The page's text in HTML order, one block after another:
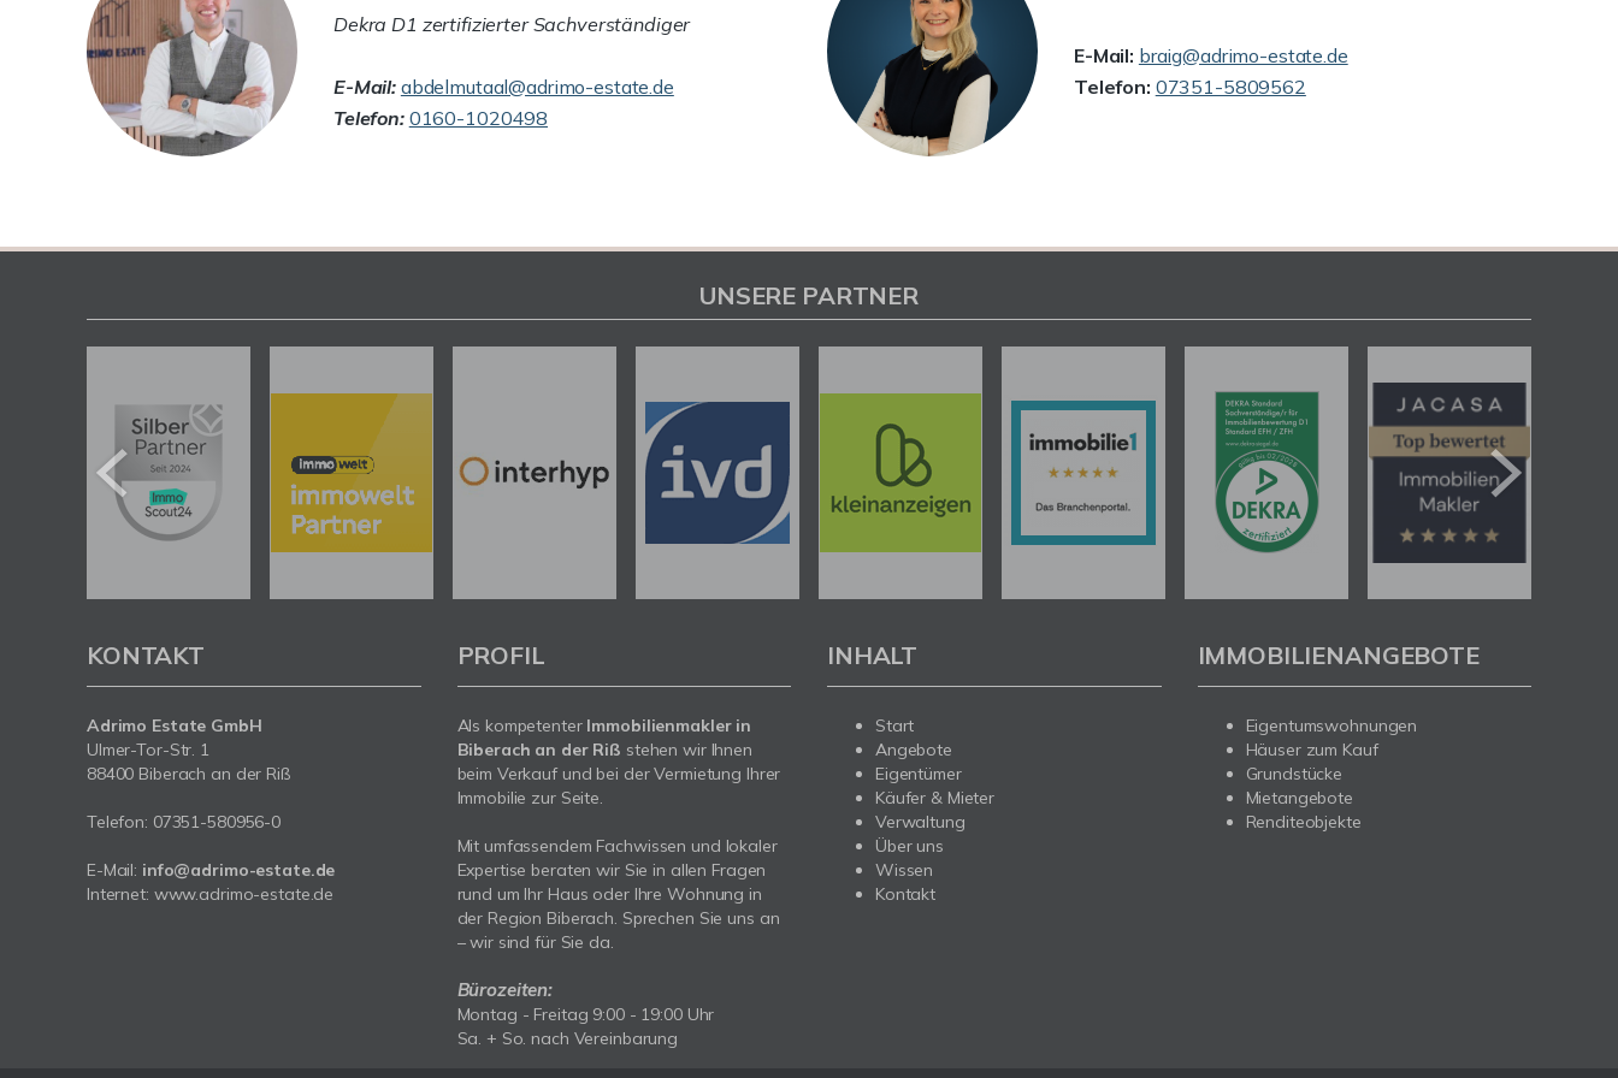
Dekra D1 zertifizierter Sachverständiger
E-Mail: abdelmutaal@adrimo-estate.de
Telefon: 0160-1020498
E-Mail: braig@adrimo-estate.de
Telefon: 07351-5809562
UNSERE PARTNER
KONTAKT
Adrimo Estate GmbH
Ulmer-Tor-Str. 1
88400 Biberach an der Riß
Telefon: 07351-580956-0
E-Mail: info@adrimo-estate.de
Internet: www.adrimo-estate.de
PROFIL
Als kompetenter Immobilienmakler in
Biberach an der Riß stehen wir Ihnen
beim Verkauf und bei der Vermietung Ihrer
Immobilie zur Seite.
Mit umfassendem Fachwissen und lokaler
Expertise beraten wir Sie in allen Fragen
rund um Ihr Haus oder Ihre Wohnung in
der Region Biberach. Sprechen Sie uns an
– wir sind für Sie da.
Bürozeiten:
Montag - Freitag 9:00 - 19:00 Uhr
Sa. + So. nach Vereinbarung
INHALT
Start
Angebote
Eigentümer
Käufer & Mieter
Verwaltung
Über uns
Wissen
Kontakt
IMMOBILIENANGEBOTE
Eigentumswohnungen
Häuser zum Kauf
Grundstücke
Mietangebote
Renditeobjekte